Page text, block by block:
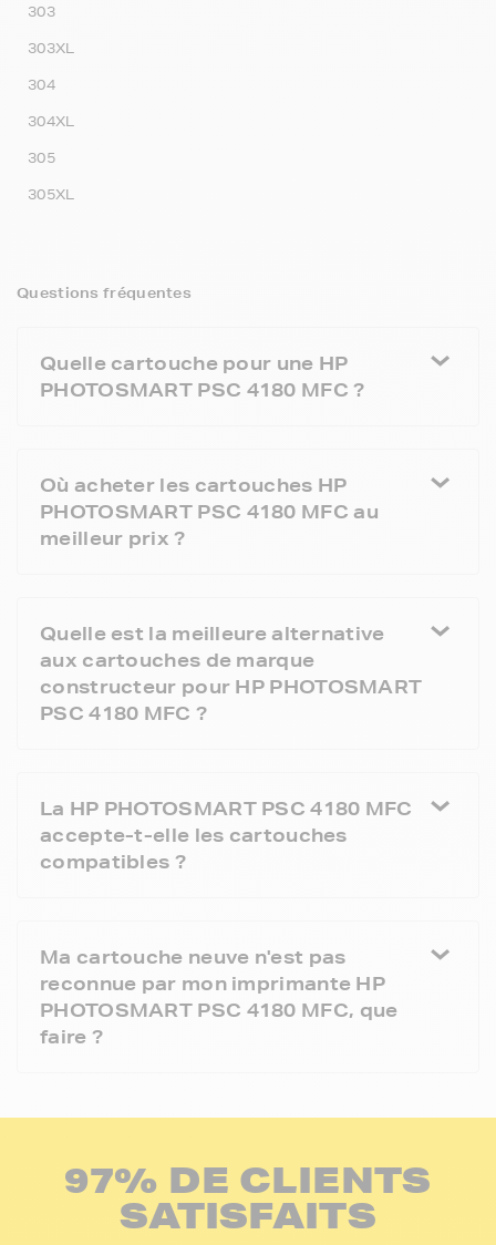
303
303XL
304
304XL
305
305XL
Questions fréquentes
Quelle cartouche pour une HP
PHOTOSMART PSC 4180 MFC ?
Où acheter les cartouches HP
PHOTOSMART PSC 4180 MFC au
meilleur prix ?
Quelle est la meilleure alternative
aux cartouches de marque
constructeur pour HP PHOTOSMART
PSC 4180 MFC ?
La HP PHOTOSMART PSC 4180 MFC
accepte-t-elle les cartouches
compatibles ?
Ma cartouche neuve n'est pas
reconnue par mon imprimante HP
PHOTOSMART PSC 4180 MFC, que
faire ?
97% DE CLIENTS
SATISFAITS